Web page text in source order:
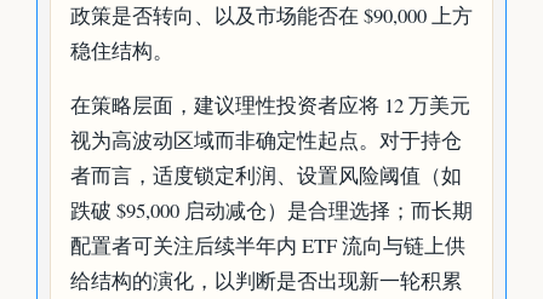
政策是否转向、以及市场能否在 $90,000 上方
稳住结构。
在策略层面，建议理性投资者应将 12 万美元
视为高波动区域而非确定性起点。对于持仓
者而言，适度锁定利润、设置风险阈值（如
跌破 $95,000 启动减仓）是合理选择；而长期
配置者可关注后续半年内 ETF 流向与链上供
给结构的演化，以判断是否出现新一轮积累